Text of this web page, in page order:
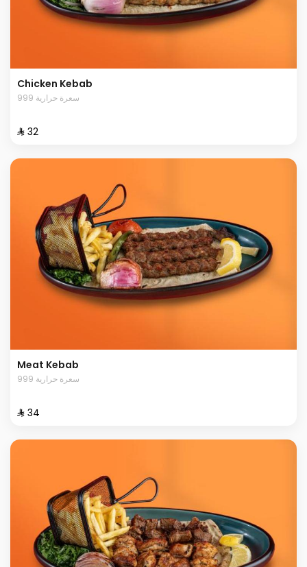
Chicken Kebab
999 سعرة حرارية
⁨⁦‪‬ 32⁩
Meat Kebab
999 سعرة حرارية
⁨⁦‪‬ 34⁩